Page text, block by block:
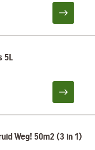
5L
Weg! 50m2 (3 in 1)